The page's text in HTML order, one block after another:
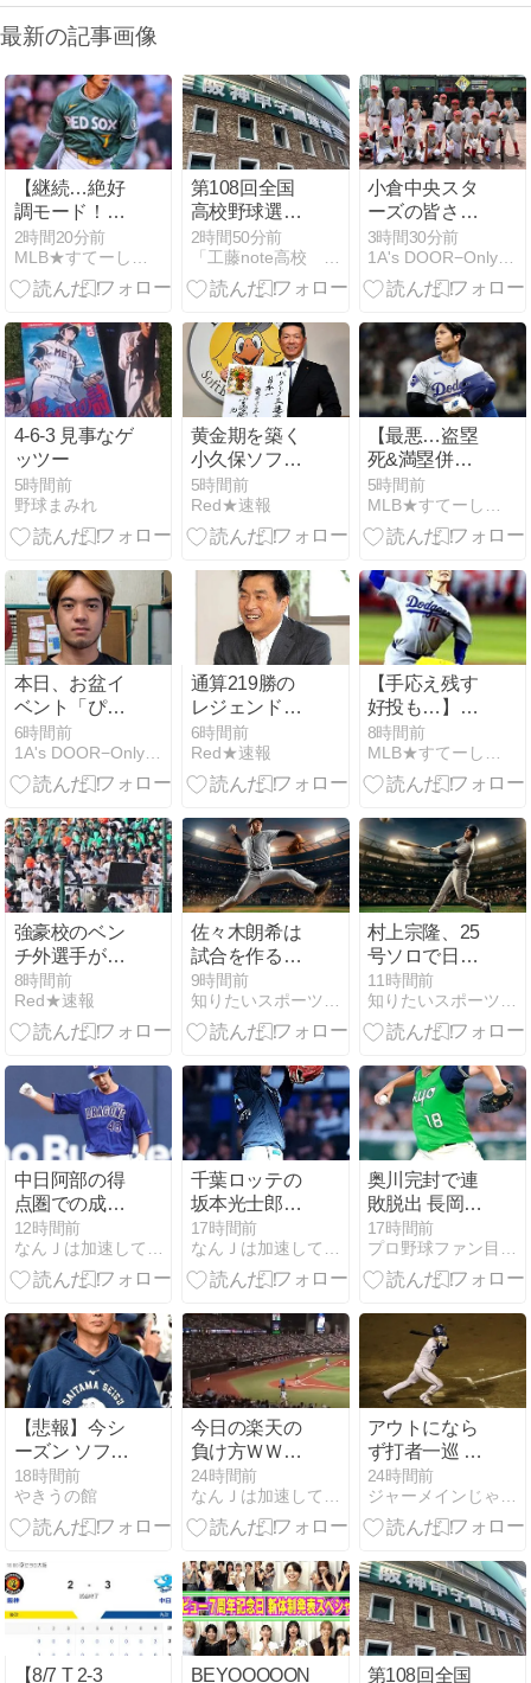
最新の記事画像
【継続…絶好
調モード！】
吉田正尚、2
戦連続マルチ
＆2打点…レ
破竹の9連勝
に貢献！
2時間20分前
第108回全国
高校野球選手
権大会（夏の
甲子園） 4日
目
2時間50分前
小倉中央スタ
ーズの皆さん
が特別練習に
来られまし
た！”The
Stars Came to
Our Center for
a Special
Practice
Session!”【ENG
CHT KOR
JPN】
3時間30分前
1A's DOOR−Only１で行こう！
4-6-3 見事なゲ
ッツー
5時間前
野球まみれ
黄金期を築く
小久保ソフト
バンクの次期
監督は一体誰
になるのか！
を誇る王国の
未来を考えて
みた
5時間前
Red★速報
【最悪…盗塁
死&満塁併殺
打！】大谷翔
平、10試合ぶ
り無安打…
満塁併殺」が
響いたドジャ
ース逆転サヨ
ナラで7連
敗！
5時間前
本日、お盆イ
ベント「ぴっ
たんマーブ
ル」で初めて
の達成者が出
first person to
achieve
success in
today’s Obon
event ‘Pittan
Marble’ has
emerged!”【ENG
CHT KOR
6時間前
1A's DOOR−Only１で行こう！
通算219勝の
レジェンド山
本昌に未だコ
ーチのオファ
ーなし！球界
きれていない
現状と現場復
帰への期待
6時間前
Red★速報
【手応え残す
好投も…】
佐々木朗希
「ゾーンで攻
められた」6
点…打線援護
なく6勝目お
預け！
8時間前
MLB★すてーしょん
強豪校のベン
チ外選手が無
理やりダン
ス？SNSで炎
上する野球部
真相と現場取
材で見えたリ
アルな実態
8時間前
Red★速報
佐々木朗希は
試合を作る
も、ドジャー
ス7連敗！8月
未だ勝利なし
9時間前
知りたいスポーツNEWS
村上宗隆、25
号ソロで日本
人メジャー1
年目最多本塁
打記録を更
本との争いも
激化
11時間前
知りたいスポーツNEWS
中日阿部の得
点圏での成績
wwwwwwwwwwww
12時間前
なんＪは加速している
千葉ロッテの
坂本光士郎投
手、１イニン
グ３死球を達
成ｗｗｗｗｗ
ｗ
17時間前
なんＪは加速している
奥川完封で連
敗脱出 長岡の
4号で得た虎
の子の1点を
最後まで守り
17時間前
プロ野球ファン目線で
【悲報】今シ
ーズン ソフト
バンクに8勝3
敗だった西武
ライオンズさ
ら9勝9敗にな
ってた
18時間前
やきうの館
今日の楽天の
負け方ＷＷＷ
ＷＷＷＷＷＷ
ＷＷＷＷＷＷ
ＷＷＷＷ
24時間前
なんＪは加速している
アウトになら
ず打者一巡 ～
ファーム交流
戦 ＤｅＮＡ vs
ソフトバンク
24時間前
ジャーメインじゃないダイのblog２
【8/7 T 2-3
BEYOOOOONDS
第108回全国